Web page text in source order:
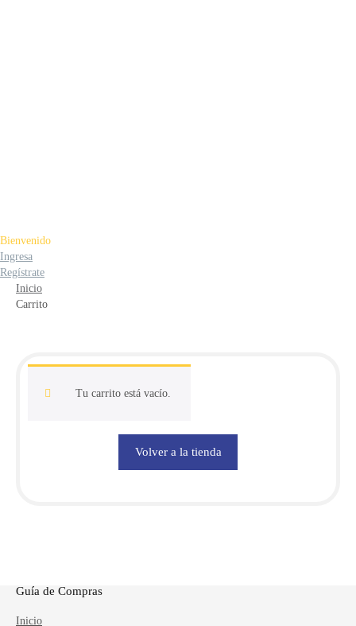
Bienvenido
Ingresa
Regístrate
Inicio
Carrito
Tu carrito está vacío.
Volver a la tienda
Guía de Compras
Inicio